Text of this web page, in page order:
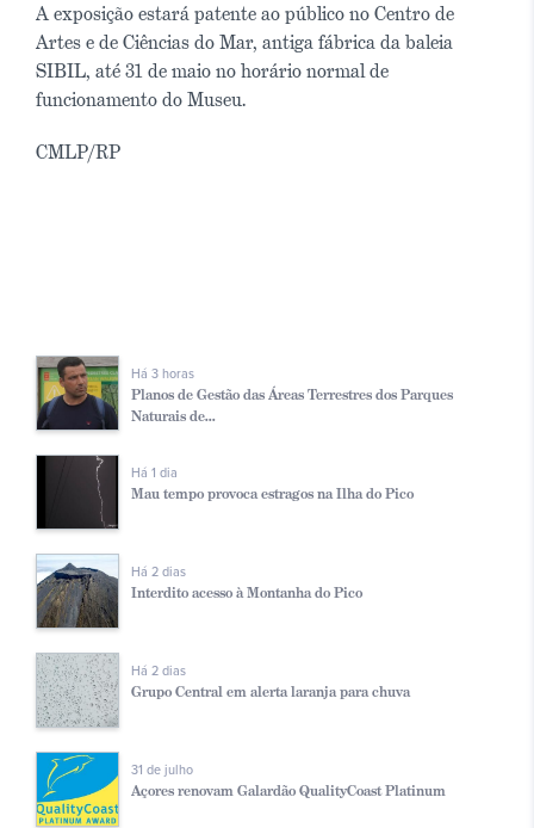
A exposição estará patente ao público no Centro de
Artes e de Ciências do Mar, antiga fábrica da baleia
SIBIL, até 31 de maio no horário normal de
funcionamento do Museu.
CMLP/RP
Há 3 horas
Planos de Gestão das Áreas Terrestres dos Parques
Naturais de...
Há 1 dia
Mau tempo provoca estragos na Ilha do Pico
Há 2 dias
Interdito acesso à Montanha do Pico
Há 2 dias
Grupo Central em alerta laranja para chuva
31 de julho
Açores renovam Galardão QualityCoast Platinum